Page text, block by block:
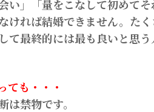
い」「量をこなして初めて
ければ結婚できません。た
て最終的には最も良いと思
ても・・・
は禁物です。